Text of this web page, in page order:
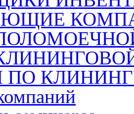
ПО